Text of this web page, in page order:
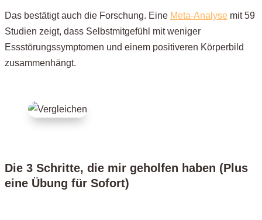
Das bestätigt auch die Forschung. Eine Meta-Analyse mit 59
Studien zeigt, dass Selbstmitgefühl mit weniger
Essstörungssymptomen und einem positiveren Körperbild
zusammenhängt.
Die 3 Schritte, die mir geholfen haben (Plus
eine Übung für Sofort)